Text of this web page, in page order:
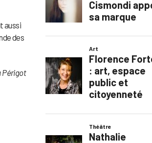
aussi
des
Périgot